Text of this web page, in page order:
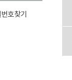
호찾기